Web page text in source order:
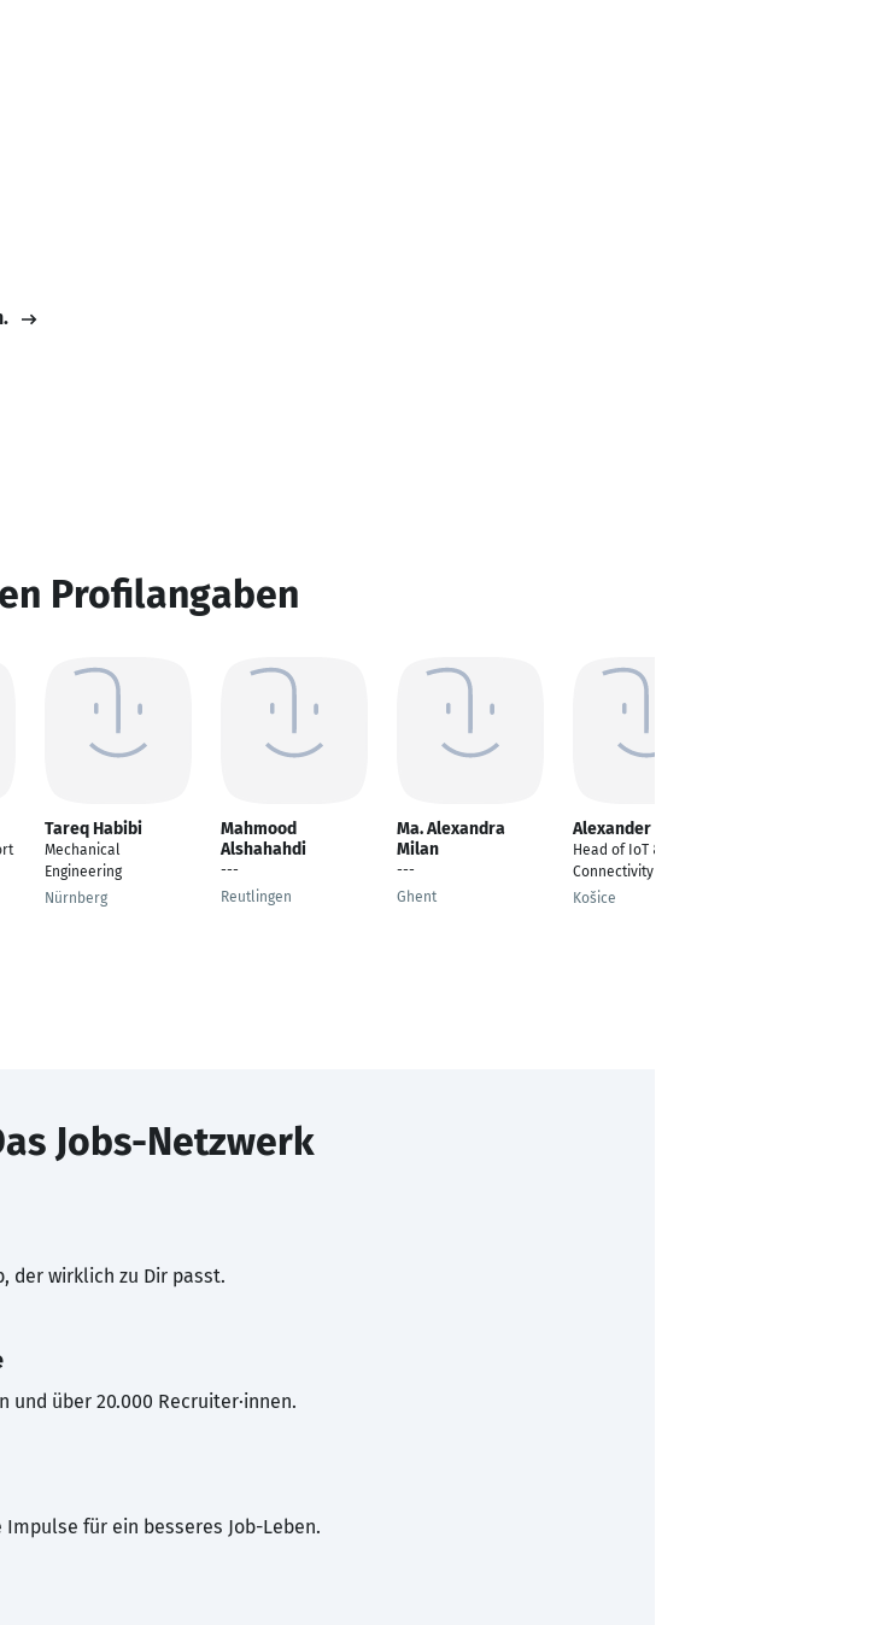
Profilangaben
Tareq Habibi
Mechanical
Engineering
Nürnberg
Mahmood
Alshahahdi
---
Reutlingen
Ma. Alexandra
Milan
---
Ghent
Alexander Ivan
Head of IoT &
Connectivity
Košice
Jobs-Netzwerk
der wirklich zu Dir passt.
und über 20.000 Recruiter·innen.
für ein besseres Job-Leben.